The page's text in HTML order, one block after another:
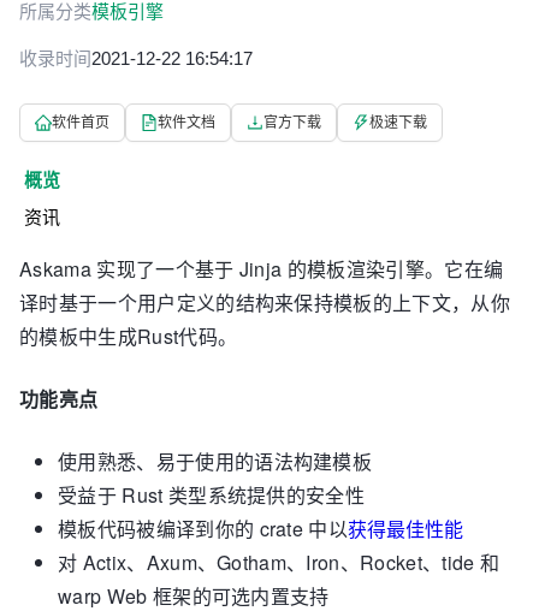
所属分类模板引擎
收录时间2021-12-22 16:54:17
软件首页 软件文档 官方下载 极速下载
概览
资讯
Askama 实现了一个基于 Jinja 的模板渲染引擎。 它在编
译时基于一个用户定义的结构来保持模板的上下文，从你
的模板中生成Rust代码。
功能亮点
使用熟悉、易于使用的语法构建模板
受益于 Rust 类型系统提供的安全性
模板代码被编译到你的 crate 中以获得最佳性能
对 Actix、Axum、Gotham、Iron、Rocket、tide 和
warp Web 框架的可选内置支持